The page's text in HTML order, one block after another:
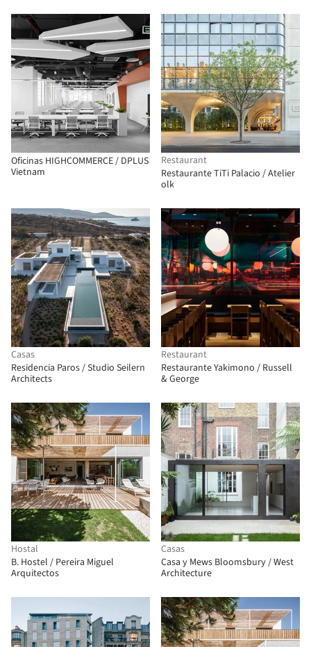
Oficinas HIGHCOMMERCE / DPLUS
Vietnam
Restaurant
Restaurante TiTi Palacio / Atelier
olk
Casas
Residencia Paros / Studio Seilern
Architects
Restaurant
Restaurante Yakimono / Russell
& George
Hostal
B. Hostel / Pereira Miguel
Arquitectos
Casas
Casa y Mews Bloomsbury / West
Architecture